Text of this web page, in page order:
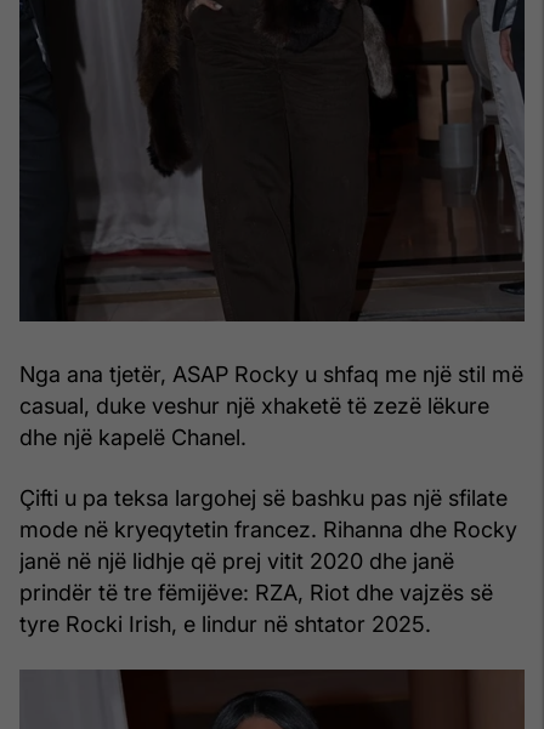
Nga ana tjetër, ASAP Rocky u shfaq me një stil më
casual, duke veshur një xhaketë të zezë lëkure
dhe një kapelë Chanel.
Çifti u pa teksa largohej së bashku pas një sfilate
mode në kryeqytetin francez. Rihanna dhe Rocky
janë në një lidhje që prej vitit 2020 dhe janë
prindër të tre fëmijëve: RZA, Riot dhe vajzës së
tyre Rocki Irish, e lindur në shtator 2025.